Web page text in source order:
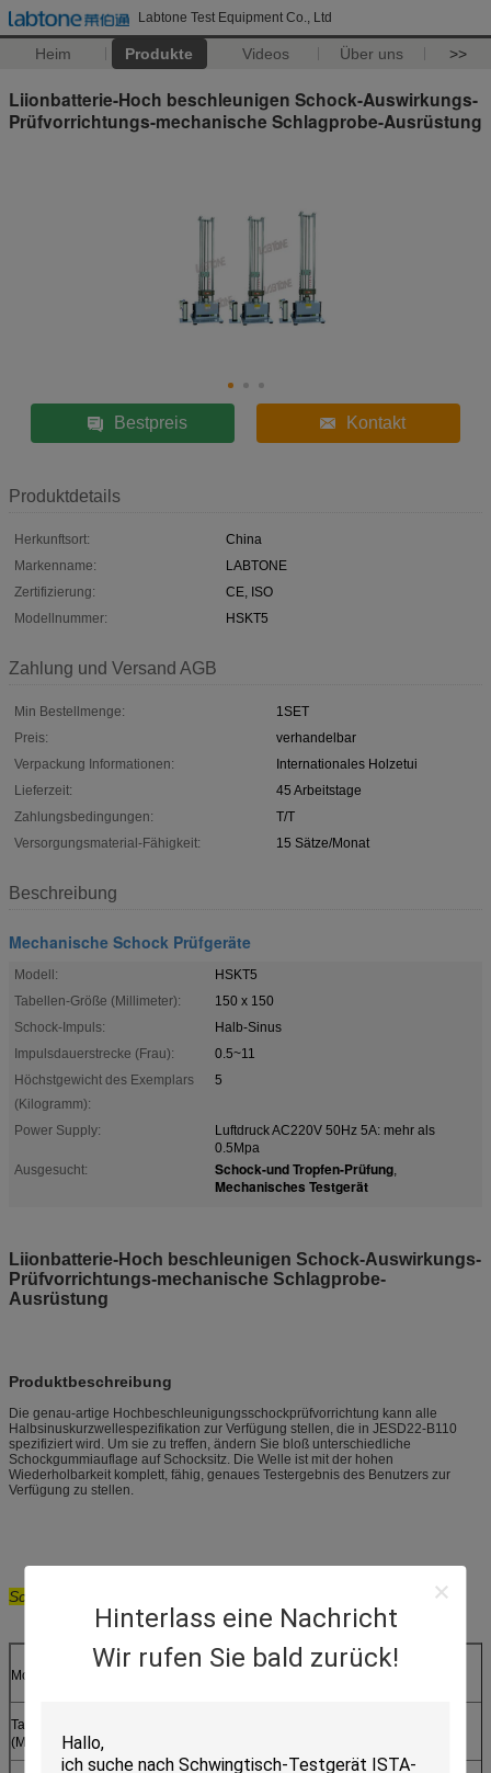
Labtone Test Equipment Co., Ltd
Heim Produkte Videos Über uns >>
Hinterlass eine Nachricht
Wir rufen Sie bald zurück!
Liionbatterie-Hoch beschleunigen Schock-Auswirkungs-
Prüfvorrichtungs-mechanische Schlagprobe-Ausrüstung
Bestpreis Kontakt
Produktdetails
Herkunftsort:
China
Markenname:
LABTONE
Zertifizierung:
CE, ISO
Modellnummer:
HSKT5
Zahlung und Versand AGB
Min Bestellmenge:
1SET
Preis:
verhandelbar
Verpackung Informationen:
Internationales Holzetui
Lieferzeit:
45 Arbeitstage
Zahlungsbedingungen:
T/T
Versorgungsmaterial-Fähigkeit:
15 Sätze/Monat
Beschreibung
Mechanische Schock Prüfgeräte
Modell:
HSKT5
Tabellen-Größe (Millimeter):
150 x 150
Schock-Impuls:
Halb-Sinus
Impulsdauerstrecke (Frau):
0.5~11
Höchstgewicht des Exemplars
(Kilogramm):
5
Power Supply:
Luftdruck AC220V 50Hz 5A: mehr als
0.5Mpa
Ausgesucht:
Schock-und Tropfen-Prüfung,
Mechanisches Testgerät
Liionbatterie-Hoch beschleunigen Schock-Auswirkungs-
Prüfvorrichtungs-mechanische Schlagprobe-
Ausrüstung
Produktbeschreibung
Die genau-artige Hochbeschleunigungsschockprüfvorrichtung kann alle
Halbsinuskurzwellespezifikation zur Verfügung stellen, die in JESD22-B110
spezifiziert wird. Um sie zu treffen, ändern Sie bloß unterschiedliche
Schockgummiauflage auf Schocksitz. Die Welle ist mit der hohen
Wiederholbarkeit komplett, fähig, genaues Testergebnis des Benutzers zur
Verfügung zu stellen.
Schockprüfungs-
Modell
Tabellengröße
(Millimeter)